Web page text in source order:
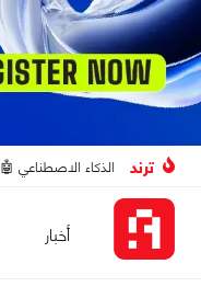
ترند الذكاء الاصطناعي 🤖
أخبار